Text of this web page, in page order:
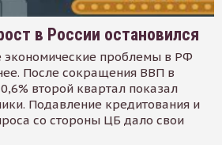
в России остановился
экономические проблемы в РФ
После сокращения ВВП в
второй квартал показал
Подавление кредитования и
со стороны ЦБ дало свои